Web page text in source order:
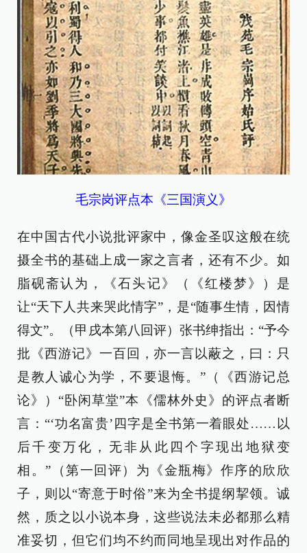
毛宗岗评点本《三国演义》
在中国古代小说批评家中，像金圣叹这般在统
摄全书的基础上成一家之言者，还有不少。如
脂砚斋认为，《石头记》（《红楼梦》）是
让“天下人共来哭此情字”，是“随事生情，因情
得文”。（甲戌本第八回评）张书绅指出：“予今
批《西游记》一百回，亦一言以蔽之，曰：只
是教人诚心为学，不要退悔。”（《西游记总
论》）“卧闲草堂”本《儒林外史》的评点者断
言：“‘功名富贵’四字是全书第一着眼处……以
后千变万化，无非从此四个字现出地狱变
相。”（第一回评）为《金瓶梅》作序的欣欣
子，则以“寄意于时俗”来为全书提纲挈领。诚
然，质之以小说本身，这些说法未必都那么精
准妥切，但它们均不约而同地呈现出对作品的